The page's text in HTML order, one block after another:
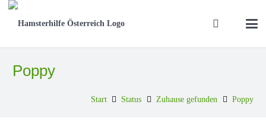
Poppy
Start Status Zuhause gefunden Poppy